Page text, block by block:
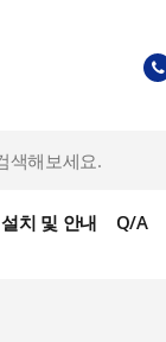
설치 및 안내 Q/A